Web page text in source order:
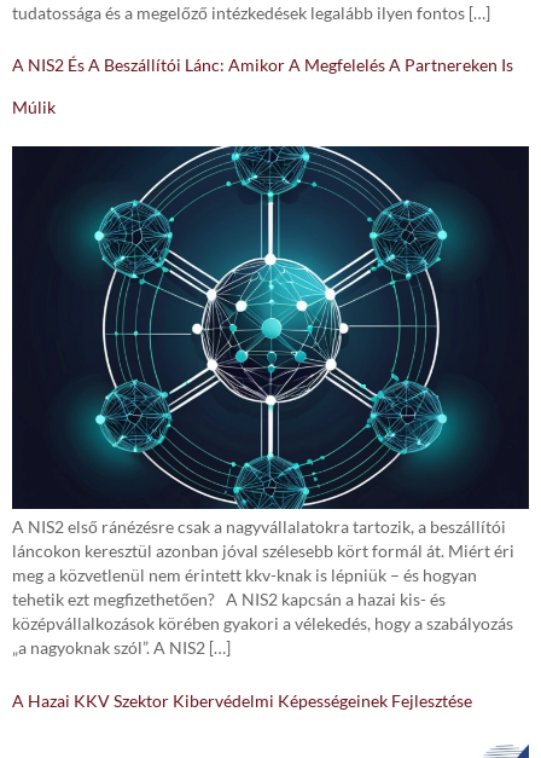
tudatossága és a megelőző intézkedések legalább ilyen fontos […]
A NIS2 És A Beszállítói Lánc: Amikor A Megfelelés A Partnereken Is
Múlik
A NIS2 első ránézésre csak a nagyvállalatokra tartozik, a beszállítói
láncokon keresztül azonban jóval szélesebb kört formál át. Miért éri
meg a közvetlenül nem érintett kkv-knak is lépniük – és hogyan
tehetik ezt megfizethetően? A NIS2 kapcsán a hazai kis- és
középvállalkozások körében gyakori a vélekedés, hogy a szabályozás
„a nagyoknak szól”. A NIS2 […]
A Hazai KKV Szektor Kibervédelmi Képességeinek Fejlesztése